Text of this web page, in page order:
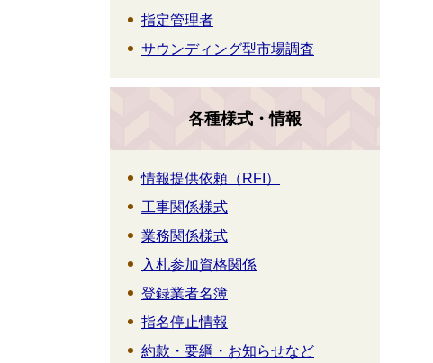
指定管理者
サウンディング型市場調査
各種様式・情報
情報提供依頼（RFI）
工事関係様式
業務関係様式
入札参加資格関係
登録業者名簿
指名停止情報
約款・要綱・お知らせなど